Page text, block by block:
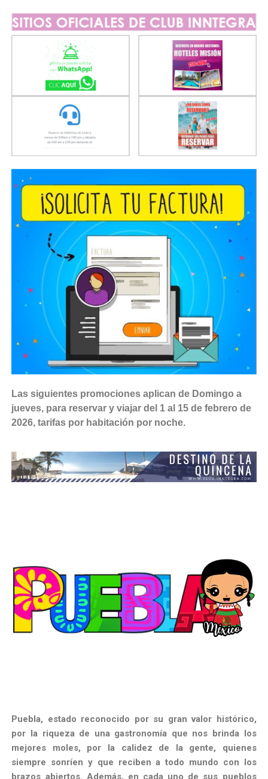
Las siguientes promociones aplican de Domingo a
jueves, para reservar y viajar del 1 al 15 de febrero de
2026, tarifas por habitación por noche.
Puebla, estado reconocido por su gran valor histórico,
por la riqueza de una gastronomía que nos brinda los
mejores moles, por la calidez de la gente, quienes
siempre sonríen y que reciben a todo mundo con los
brazos abiertos. Además, en cada uno de sus pueblos